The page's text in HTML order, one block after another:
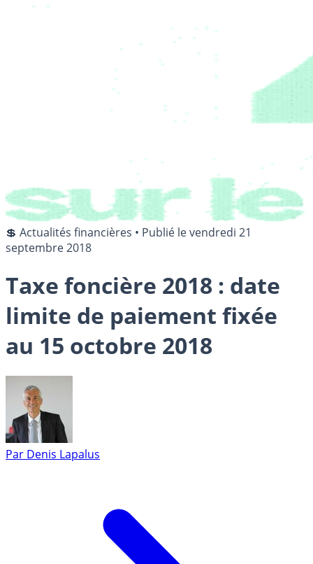
💲 Actualités financières • Publié levendredi 21
septembre 2018
Taxe foncière 2018 : date
limite de paiement fixée
au 15 octobre 2018
Par Denis Lapalus